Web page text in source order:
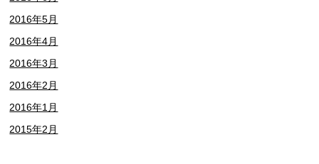
2016年5月
2016年4月
2016年3月
2016年2月
2016年1月
2015年2月